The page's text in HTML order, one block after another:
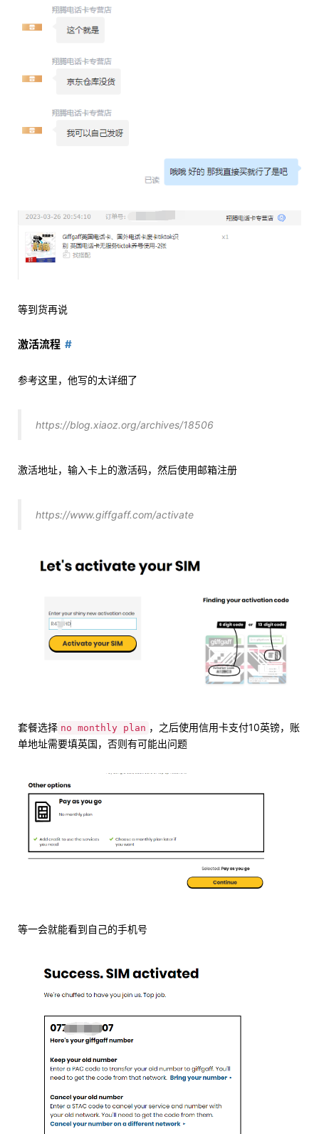
等到货再说
激活流程
参考这里，他写的太详细了
https://blog.xiaoz.org/archives/18506
激活地址，输入卡上的激活码，然后使用邮箱注册
https://www.giffgaff.com/activate
套餐选择 no monthly plan ，之后使用信用卡支付10英镑，账
单地址需要填英国，否则有可能出问题
等一会就能看到自己的手机号